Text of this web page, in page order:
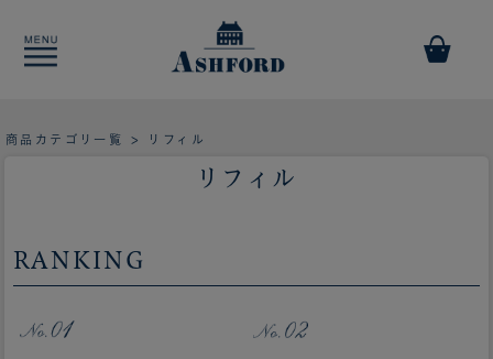
商品カテゴリ一覧 > リフィル
リフィル
RANKING